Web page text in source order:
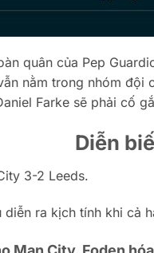
quân của Pep
nằm trong nhóm
Farke sẽ phải cố
Diễn
3-2 Leeds.
diễn ra kịch tính khi cả